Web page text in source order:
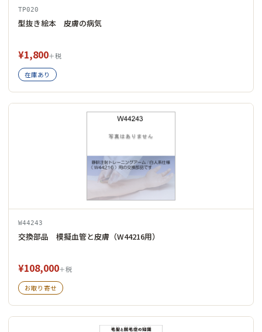
TP020
型抜き絵本 皮膚の病気
¥1,800＋税
在庫あり
W44243
交換部品 模擬血管と皮膚（W44216用）
¥108,000＋税
お取り寄せ